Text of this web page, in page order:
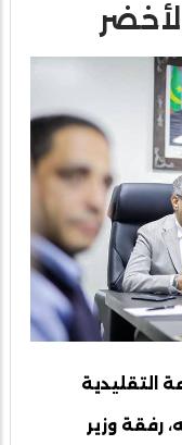
التقليدية
رفقة وزير